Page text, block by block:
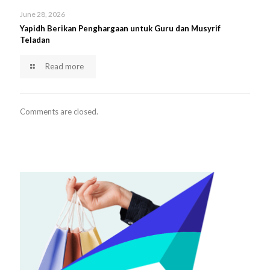
June 28, 2026
Yapidh Berikan Penghargaan untuk Guru dan Musyrif
Teladan
Read more
Comments are closed.